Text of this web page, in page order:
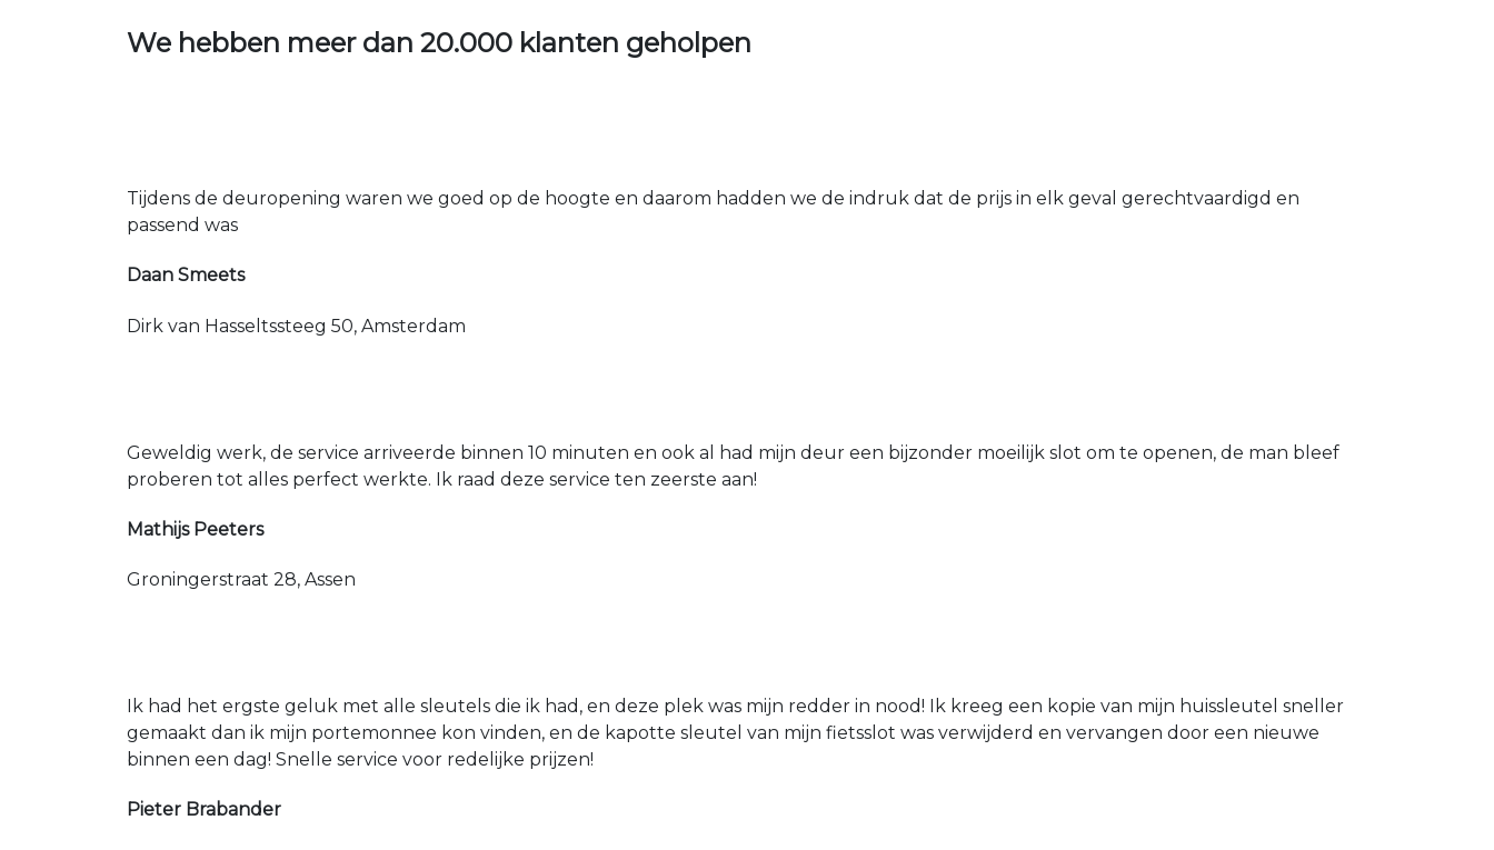
We hebben meer dan 20.000 klanten geholpen
Tijdens de deuropening waren we goed op de hoogte en daarom hadden we de indruk dat de prijs in elk geval gerechtvaardigd en
passend was
Daan Smeets
Dirk van Hasseltssteeg 50, Amsterdam
Geweldig werk, de service arriveerde binnen 10 minuten en ook al had mijn deur een bijzonder moeilijk slot om te openen, de man bleef
proberen tot alles perfect werkte. Ik raad deze service ten zeerste aan!
Mathijs Peeters
Groningerstraat 28, Assen
Ik had het ergste geluk met alle sleutels die ik had, en deze plek was mijn redder in nood! Ik kreeg een kopie van mijn huissleutel sneller
gemaakt dan ik mijn portemonnee kon vinden, en de kapotte sleutel van mijn fietsslot was verwijderd en vervangen door een nieuwe
binnen een dag! Snelle service voor redelijke prijzen!
Pieter Brabander